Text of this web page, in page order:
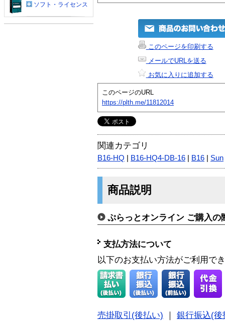
このページを印刷する
メールでURLを送る
お気に入りに追加する
このページのURL
https://plth.me/11812014
関連カテゴリ
B16-HQ B16-HQ4-DB-16 B16 Sun
商品説明
ぷらっとオンライン ご購入の
支払方法について
以下のお支払い方法がご利用で
売掛取引(後払い)
銀行振込(後
ソフト・ライセンス